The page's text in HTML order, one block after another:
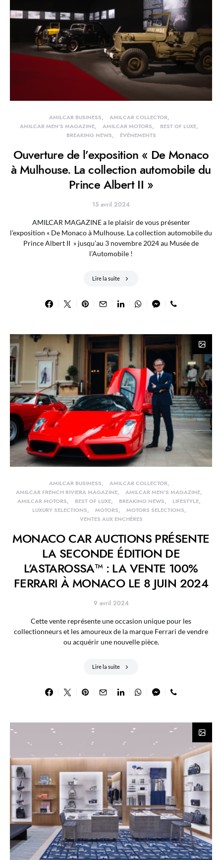
AMILCAR BUSINESS
AMILCAR COLLECTOR
AMILCAR MEN'S MAGAZINE
AMILCAR MOTORS
BEST OF LUXE
BREAKING NEWS
ÉVÉNEMENTS
Ouverture de l’exposition « De Monaco
à Mulhouse. La collection automobile du
Prince Albert II »
15 avril 2024
AMILCAR MAGAZINE a le plaisir de vous présenter
l’exposition « De Monaco à Mulhouse. La collection automobile du
Prince Albert II » jusqu’au 3 novembre 2024 au Musée de
l’Automobile !
Lire la suite
AMILCAR BUSINESS
AMILCAR COLLECTOR
AMILCAR FRENCH RIVIERA MAGAZINE
AMILCAR MEN'S MAGAZINE
AMILCAR MOTORS
BEST OF LUXE BREAKING NEWS
LIFESTYLE
LUXURY SELECTIONS
MOTORS
MOTORS SELECTIONS
VENTES AUX ENCHÈRES
MONACO CAR AUCTIONS PRÉSENTE
LA SECONDE ÉDITION DE
L’ASTAROSSA™ : LA VENTE 100%
FERRARI À MONACO LE 8 JUIN 2024
9 avril 2024
Cette vente représente une occasion unique pour les
collectionneurs et les amoureux de la marque Ferrari de vendre
ou acquérir une nouvelle pièce.
Lire la suite